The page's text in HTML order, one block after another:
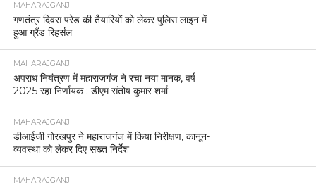
MAHARAJGANJ
गणतंत्र दिवस परेड की तैयारियों को लेकर पुलिस लाइन में
हुआ ग्रैंड रिहर्सल
MAHARAJGANJ
अपराध नियंत्रण में महाराजगंज ने रचा नया मानक, वर्ष
2025 रहा निर्णायक : डीएम संतोष कुमार शर्मा
MAHARAJGANJ
डीआईजी गोरखपुर ने महाराजगंज में किया निरीक्षण, कानून-
व्यवस्था को लेकर दिए सख्त निर्देश
MAHARAJGANJ